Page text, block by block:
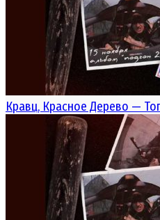
Кравц, Красное Дерево —